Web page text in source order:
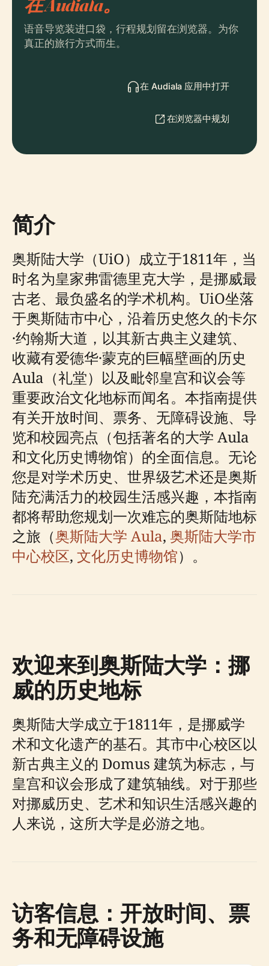
语音导览装进口袋，行程规划留在浏览器。为你
真正的旅行方式而生。
在 Audiala 应用中打开
在浏览器中规划
简介
奥斯陆大学（UiO）成立于1811年，当
时名为皇家弗雷德里克大学，是挪威最
古老、最负盛名的学术机构。UiO坐落
于奥斯陆市中心，沿着历史悠久的卡尔
·约翰斯大道，以其新古典主义建筑、
收藏有爱德华·蒙克的巨幅壁画的历史
Aula（礼堂）以及毗邻皇宫和议会等
重要政治文化地标而闻名。本指南提供
有关开放时间、票务、无障碍设施、导
览和校园亮点（包括著名的大学 Aula
和文化历史博物馆）的全面信息。无论
您是对学术历史、世界级艺术还是奥斯
陆充满活力的校园生活感兴趣，本指南
都将帮助您规划一次难忘的奥斯陆地标
之旅（奥斯陆大学 Aula, 奥斯陆大学市
中心校区, 文化历史博物馆）。
欢迎来到奥斯陆大学：挪
威的历史地标
奥斯陆大学成立于1811年，是挪威学
术和文化遗产的基石。其市中心校区以
新古典主义的 Domus 建筑为标志，与
皇宫和议会形成了建筑轴线。对于那些
对挪威历史、艺术和知识生活感兴趣的
人来说，这所大学是必游之地。
访客信息：开放时间、票
务和无障碍设施